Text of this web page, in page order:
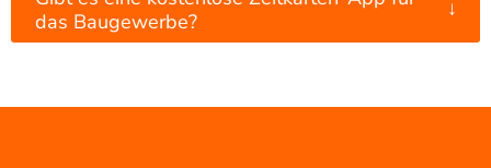
das Baugewerbe?
↓